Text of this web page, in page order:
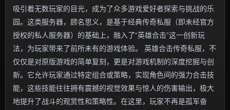
吸引着无数玩家的目光，成为了众多游戏爱好者探索与挑战的乐
园。这类服务器，顾名思义，是基于经典传奇私服（即未经官方
授权的私人服务器）的基础上，融入了“英雄合击”这一创新玩
法，为玩家带来了前所未有的游戏体验。 英雄合击传奇私服，不
仅仅是对原版游戏的简单复刻，更是对游戏机制的深度挖掘与创
新。它允许玩家通过特定组合或策略，实现角色间的强力合击技
能，这些技能往往拥有震撼的视觉效果与惊人的伤害输出，极大
地提升了战斗的观赏性和策略性。在这里，玩家不再是孤军奋